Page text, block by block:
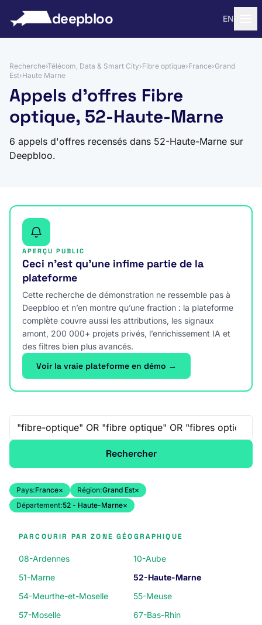
deepbloo EN
Recherche›Télécom, Data & Smart City›Fibre optique›France›Grand
Est›Haute Marne
Appels d'offres Fibre
optique, 52-Haute-Marne
6 appels d'offres recensés dans 52-Haute-Marne sur
Deepbloo.
APERÇU PUBLIC
Ceci n’est qu’une infime partie de la
plateforme
Cette recherche de démonstration ne ressemble pas à
Deepbloo et n’en montre qu’une fraction : la plateforme
complète couvre aussi les attributions, les signaux
amont, 200 000+ projets privés, l’enrichissement IA et
des filtres bien plus avancés.
Voir la vraie plateforme en démo →
Recherche libre
Rechercher
Pays:France× Région:Grand Est×
Département:52 - Haute-Marne×
PARCOURIR PAR ZONE GÉOGRAPHIQUE
08-Ardennes
10-Aube
51-Marne
52-Haute-Marne
54-Meurthe-et-Moselle
55-Meuse
57-Moselle
67-Bas-Rhin